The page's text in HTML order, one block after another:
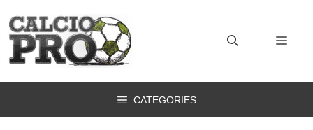
contenuto
CATEGORIES